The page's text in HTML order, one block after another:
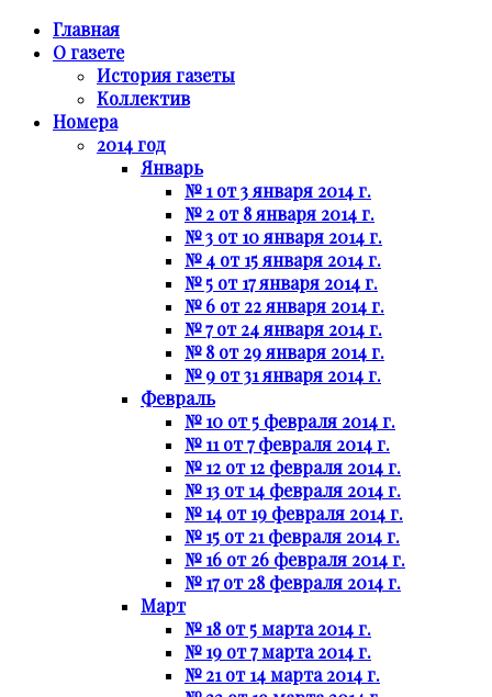
Главная
О газете
История газеты
Коллектив
Номера
2014 год
Январь
№ 1 от 3 января 2014 г.
№ 2 от 8 января 2014 г.
№ 3 от 10 января 2014 г.
№ 4 от 15 января 2014 г.
№ 5 от 17 января 2014 г.
№ 6 от 22 января 2014 г.
№ 7 от 24 января 2014 г.
№ 8 от 29 января 2014 г.
№ 9 от 31 января 2014 г.
Февраль
№ 10 от 5 февраля 2014 г.
№ 11 от 7 февраля 2014 г.
№ 12 от 12 февраля 2014 г.
№ 13 от 14 февраля 2014 г.
№ 14 от 19 февраля 2014 г.
№ 15 от 21 февраля 2014 г.
№ 16 от 26 февраля 2014 г.
№ 17 от 28 февраля 2014 г.
Март
№ 18 от 5 марта 2014 г.
№ 19 от 7 марта 2014 г.
№ 21 от 14 марта 2014 г.